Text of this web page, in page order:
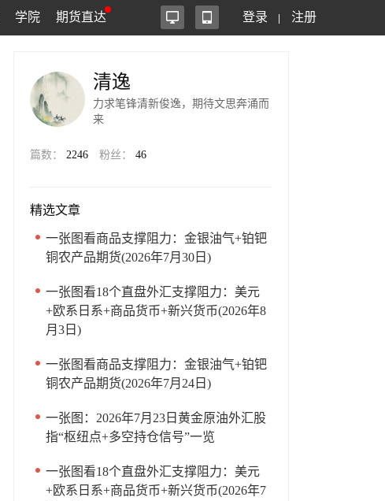
学院 期货直达 登录 注册
清逸
力求笔锋清新俊逸，期待文思奔涌而
来
篇数： 2246 粉丝： 46
精选文章
一张图看商品支撑阻力：金银油气+铂钯
铜农产品期货(2026年7月30日)
一张图看18个直盘外汇支撑阻力：美元
+欧系日系+商品货币+新兴货币(2026年8
月3日)
一张图看商品支撑阻力：金银油气+铂钯
铜农产品期货(2026年7月24日)
一张图：2026年7月23日黄金原油外汇股
指“枢纽点+多空持仓信号”一览
一张图看18个直盘外汇支撑阻力：美元
+欧系日系+商品货币+新兴货币(2026年7